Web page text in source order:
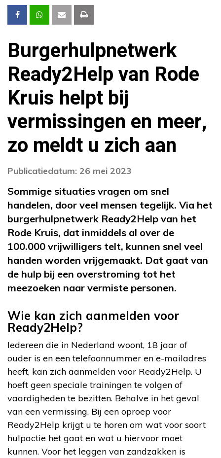
Burgerhulpnetwerk
Ready2Help van Rode
Kruis helpt bij
vermissingen en meer,
zo meldt u zich aan
Publicatiedatum: 26 mei 2023
Sommige situaties vragen om snel
handelen, door veel mensen tegelijk. Via het
burgerhulpnetwerk Ready2Help van het
Rode Kruis, dat inmiddels al over de
100.000 vrijwilligers telt, kunnen snel veel
handen worden vrijgemaakt. Dat gaat van
de hulp bij een overstroming tot het
meezoeken naar vermiste personen.
Wie kan zich aanmelden voor
Ready2Help?
Iedereen die in Nederland woont, 18 jaar of
ouder is en een telefoonnummer en e-mailadres
heeft, kan zich aanmelden voor Ready2Help. U
hoeft geen speciale trainingen te volgen of
vaardigheden te bezitten. Behalve in het geval
van een vermissing. Bij een oproep voor
Ready2Help krijgt u te horen om wat voor soort
hulpactie het gaat en wat u hiervoor moet
kunnen. Voor het leggen van zandzakken is